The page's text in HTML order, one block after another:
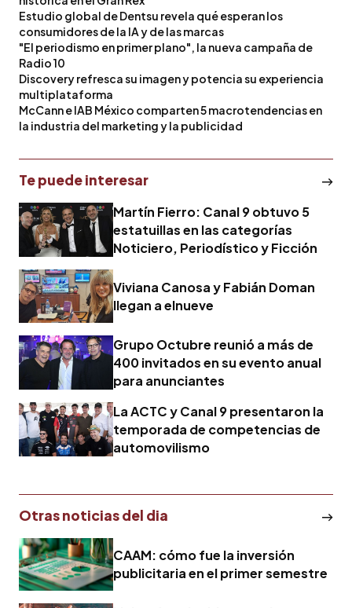
Estudio global de Dentsu revela qué esperan los
consumidores de la IA y de las marcas
"El periodismo en primer plano", la nueva campaña de
Radio 10
Discovery refresca su imagen y potencia su experiencia
multiplataforma
McCann e IAB México comparten 5 macrotendencias en
la industria del marketing y la publicidad
Te puede interesar
Martín Fierro: Canal 9 obtuvo 5
estatuillas en las categorías
Noticiero, Periodístico y Ficción
Viviana Canosa y Fabián Doman
llegan a elnueve
Grupo Octubre reunió a más de
400 invitados en su evento anual
para anunciantes
La ACTC y Canal 9 presentaron la
temporada de competencias de
automovilismo
Otras noticias del dia
CAAM: cómo fue la inversión
publicitaria en el primer semestre